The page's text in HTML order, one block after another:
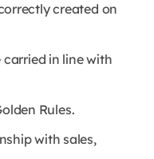
created on
carried in line with
Rules.
with sales,